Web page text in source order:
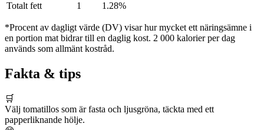
Totalt fett
1 1.28%
*Procent av dagligt värde (DV) visar hur mycket ett näringsämne i
en portion mat bidrar till en daglig kost. 2 000 kalorier per dag
används som allmänt kostråd.
Fakta & tips
🛒
Välj tomatillos som är fasta och ljusgröna, täckta med ett
papperliknande hölje.